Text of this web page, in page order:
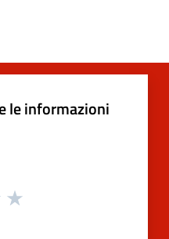
le informazioni